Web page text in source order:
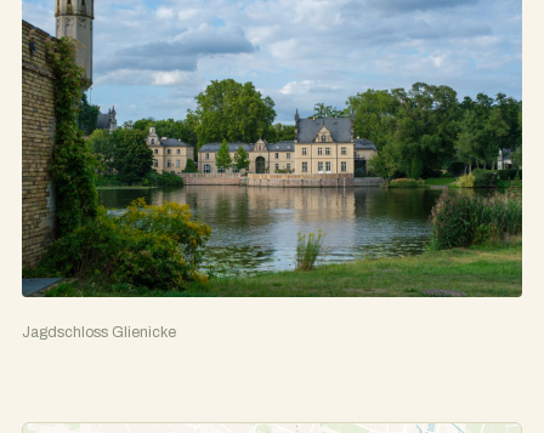
Jagdschloss Glienicke